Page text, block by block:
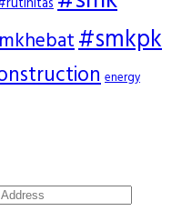
#smkpk
energy